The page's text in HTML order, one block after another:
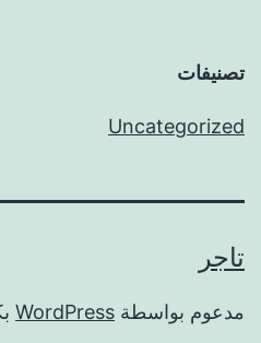
تصنيفات
Uncategorized
تاجر
مدعوم بواسطة WordPress